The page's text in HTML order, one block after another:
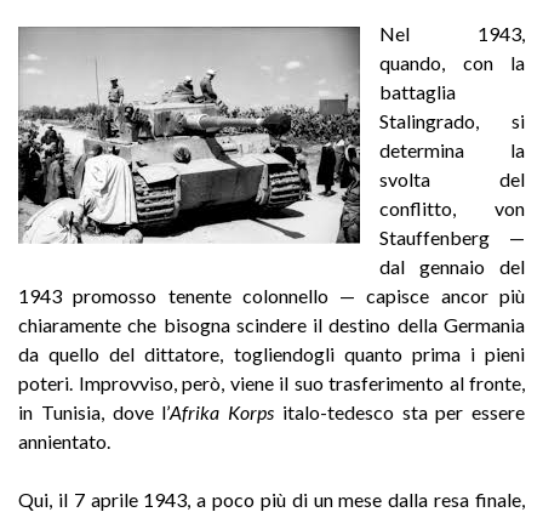
Nel 1943,
quando, con la
battaglia
Stalingrado, si
determina la
svolta del
conflitto, von
Stauffenberg —
dal gennaio del
1943 promosso tenente colonnello — capisce ancor più
chiaramente che bisogna scindere il destino della Germania
da quello del dittatore, togliendogli quanto prima i pieni
poteri. Improvviso, però, viene il suo trasferimento al fronte,
in Tunisia, dove l’Afrika Korps italo-tedesco sta per essere
annientato.
Qui, il 7 aprile 1943, a poco più di un mese dalla resa finale,